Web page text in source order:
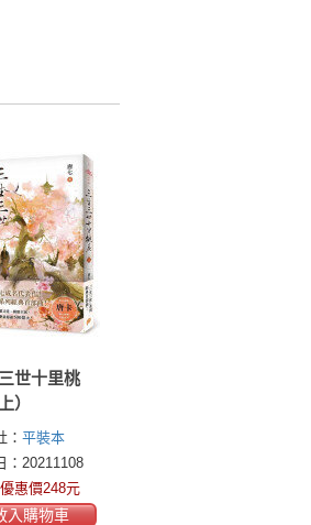
世十里桃
）
： 平裝本
：20211108
優惠價248元
入購物車